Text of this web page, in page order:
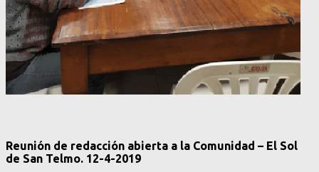
Reunión de redacción abierta a la Comunidad – El Sol
de San Telmo. 12-4-2019